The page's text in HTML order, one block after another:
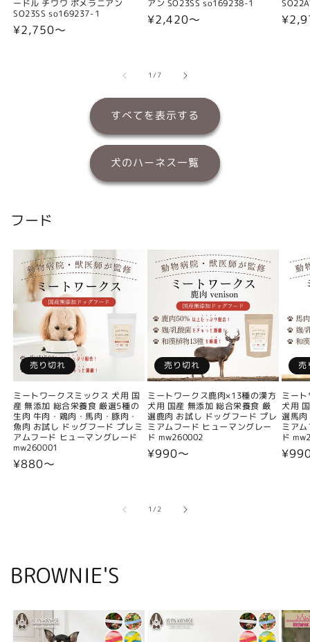
ードル チワワ ポメラニアン
SO23SS so169237-1
通
¥2,750〜
アン SO23SS so169238-1
通
¥2,420〜
通
1/の
7
すべてを表示する
犬のハーネス一覧
フード
売り切れ
ミートワークスミックス 犬用 国
産 無添加 総合栄養食 厳選5種の
生肉 牛肉・鶏肉・馬肉・豚肉・
魚肉 お試し ドッグフード プレミ
アムフード ヒューマングレード
mw260001
通
¥880〜
売り切れ
ミートワークス鹿肉×13種の漢方
犬用 国産 無添加 総合栄養食 厳
選鹿肉 お試し ドッグフード プレ
ミアムフード ヒューマングレー
ド mw260002
通
¥990〜
売
ミー
犬用
選馬
ミア
ド
通
1/の
2
BROWNIE'S